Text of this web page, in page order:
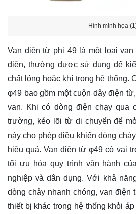
Hình minh họa
Van điện từ phi 49là một loại van
điện, thường được sử dụng để
chất lỏng hoặc khí trong hệ thống.
φ49 bao gồm một cuộn dây điện
van. Khi có dòng điện chạy qua
trường, kéo lõi từ di chuyển để
này cho phép điều khiển dòng
hiệu quả. Van điện từ φ49 có vai
tối ưu hóa quy trình vận hành
nghiệp và dân dụng. Với khả
dòng chảy nhanh chóng, van điện
thiết bị khác trong hệ thống khỏi